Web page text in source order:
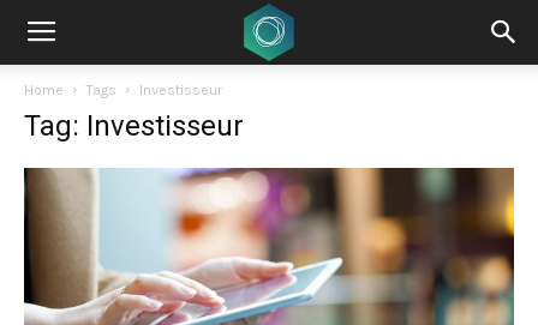
Home Tags Investisseur
Tag: Investisseur